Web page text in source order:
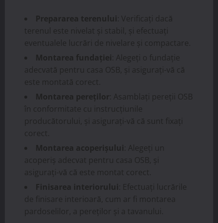
Prepararea terenului : Verificați dacă
terenul este nivelat și stabil, și efectuați
eventualele lucrări de nivelare și compactare.
Montarea fundației : Alegeți o fundație
adecvată pentru casa OSB, și asigurați-vă că
este montată corect.
Montarea pereților : Asamblați pereții OSB
în conformitate cu instrucțiunile
producătorului, și asigurați-vă că sunt fixați
corect.
Montarea acoperișului : Alegeți un
acoperiș adecvat pentru casa OSB, și
asigurați-vă că este montat corect.
Finisarea interiorului : Efectuați lucrările
de finisare interioară, cum ar fi montarea
pardoselilor, a pereților și a tavanului.